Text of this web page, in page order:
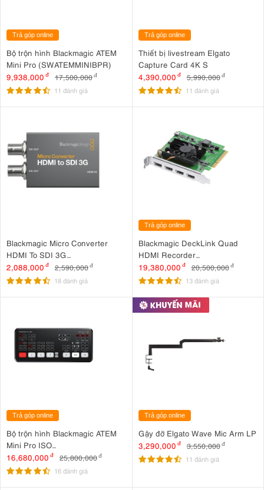
Trả góp online
Bộ trộn hình Blackmagic ATEM
Mini Pro (SWATEMMINIBPR)
9,938,000 đ 17,500,000đ
11 đánh giá
Trả góp online
Thiết bị livestream Elgato
Capture Card 4K S
4,390,000 đ 5,990,000 đ
11 đánh giá
Blackmagic Micro Converter
HDMI To SDI 3G
(CONVCMIC/HS03G)
2,088,000 đ 2,590,000đ
18 đánh giá
Trả góp online
Blackmagic DeckLink Quad
HDMI Recorder
(BDLKDVQDHDMI4K)
19,380,000 đ 20,500,000 đ
13 đánh giá
Trả góp online
Bộ trộn hình Blackmagic ATEM
Mini Pro ISO
(SWATEMMINIBPRISO)
16,680,000 đ 25,800,000đ
16 đánh giá
Trả góp online
Gậy đỡ Elgato Wave Mic Arm LP
3,290,000 đ 3,550,000 đ
11 đánh giá